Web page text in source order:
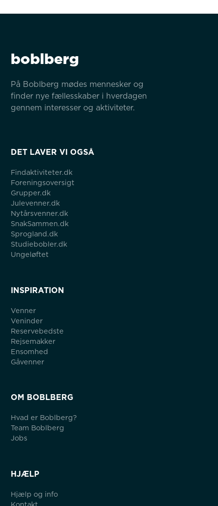
boblberg
På Boblberg mødes mennesker og
finder nye fællesskaber i hverdagen
gennem interesser og aktiviteter.
DET LAVER VI OGSÅ
Findaktiviteter.dk
Foreningsoversigt
Grupper.dk
Julevenner.dk
Nytårsvenner.dk
SnakSammen.dk
Sprogland.dk
Studiebobler.dk
Ungeløftet
INSPIRATION
Venner
Veninder
Reservebedste
Rejsemakker
Ensomhed
Gåvenner
OM BOBLBERG
Hvad er Boblberg?
Team Boblberg
Jobs
HJÆLP
Hjælp og info
Kontakt